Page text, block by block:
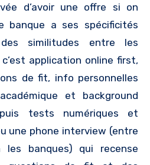
d’avoir une offre si on
banque a ses spécificités
similitudes entre les
application online first,
de fit, info personnelles
et background
tests numériques et
une phone interview (entre
banques) qui recense